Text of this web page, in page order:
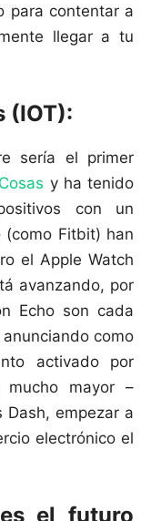
para contentar a
llegar a tu
(IOT):
sería el primer
y ha tenido
con un
(como Fitbit) han
el Apple Watch
avanzando, por
Echo son cada
como
activado por
mayor –
empezar a
electrónico el
el futuro